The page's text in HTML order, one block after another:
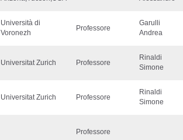
Università di
Voronezh
Professore
Garulli
Andrea
Universitat Zurich Professore
Rinaldi
Simone
Universitat Zurich Professore
Rinaldi
Simone
Professore